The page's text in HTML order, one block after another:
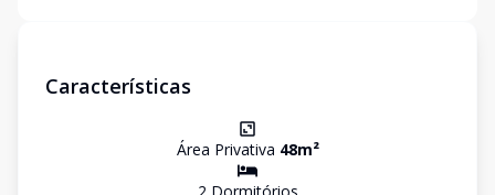
Características
Área Privativa 48m²